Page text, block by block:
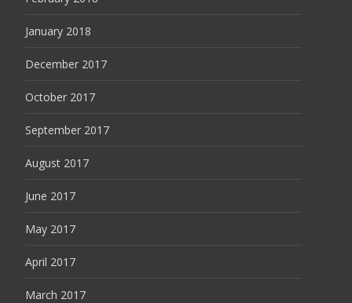
January 2018
December 2017
October 2017
September 2017
August 2017
June 2017
May 2017
April 2017
March 2017